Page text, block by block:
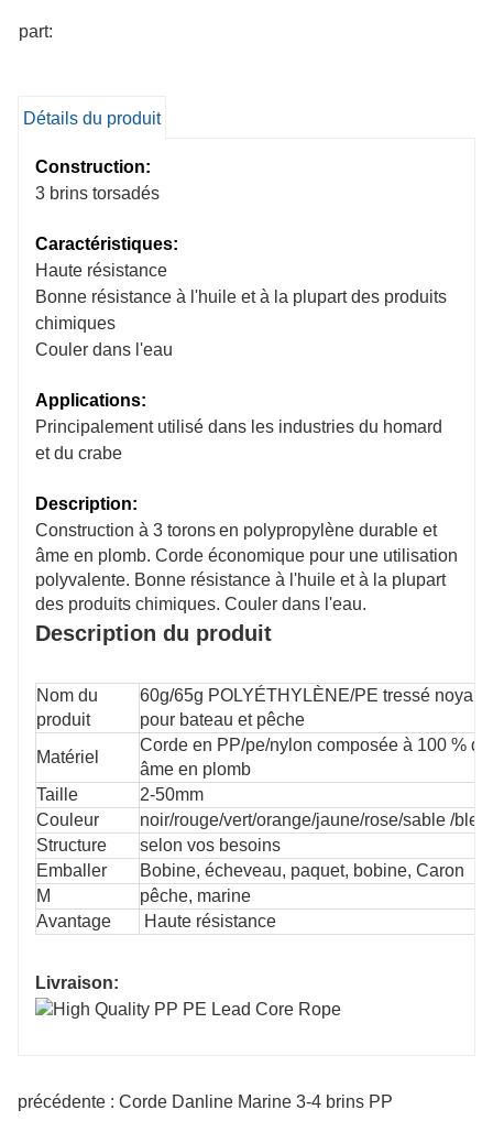
part:
Détails du produit
Construction:
3 brins torsadés
Caractéristiques:
Haute résistance
Bonne résistance à l'huile et à la plupart des produits
chimiques
Couler dans l'eau
Applications:
Principalement utilisé dans les industries du homard
et du crabe
Description:
Construction à 3 toronsen polypropylène durable et
âme en plomb. Corde économique pour une utilisation
polyvalente. Bonne résistance à l'huile et à la plupart
des produits chimiques. Couler dans l'eau.
Description du produit
Nom du
produit
60g/65g POLYÉTHYLÈNE/PE tressé noyau
pour bateau et pêche
Matériel
Corde en PP/pe/nylon composée à 100 %
âme en plomb
Taille
2-50mm
Couleur
noir/rouge/vert/orange/jaune/rose/sable /
Structure
selon vos besoins
Emballer
Bobine, écheveau, paquet, bobine, Caron
M
pêche, marine
Avantage
Haute résistance
Livraison:
précédente : Corde Danline Marine 3-4 brins PP